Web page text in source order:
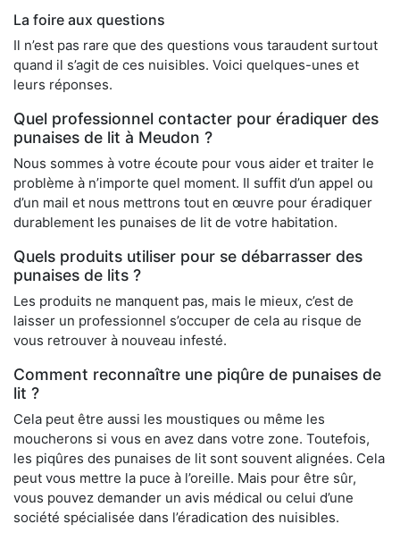
La foire aux questions
Il n’est pas rare que des questions vous taraudent surtout
quand il s’agit de ces nuisibles. Voici quelques-unes et
leurs réponses.
Quel professionnel contacter pour éradiquer des
punaises de lit à Meudon ?
Nous sommes à votre écoute pour vous aider et traiter le
problème à n’importe quel moment. Il suffit d’un appel ou
d’un mail et nous mettrons tout en œuvre pour éradiquer
durablement les punaises de lit de votre habitation.
Quels produits utiliser pour se débarrasser des
punaises de lits ?
Les produits ne manquent pas, mais le mieux, c’est de
laisser un professionnel s’occuper de cela au risque de
vous retrouver à nouveau infesté.
Comment reconnaître une piqûre de punaises de
lit ?
Cela peut être aussi les moustiques ou même les
moucherons si vous en avez dans votre zone. Toutefois,
les piqûres des punaises de lit sont souvent alignées. Cela
peut vous mettre la puce à l’oreille. Mais pour être sûr,
vous pouvez demander un avis médical ou celui d’une
société spécialisée dans l’éradication des nuisibles.